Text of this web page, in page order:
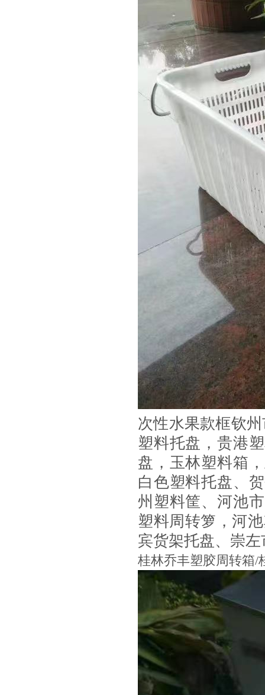
次性水果款框钦
塑料托盘，贵港
盘，玉林塑料箱
白色塑料托盘 、
州塑料筐、河池市
塑料周转箩，河
宾货架托盘、 崇左
桂林乔丰塑胶周转箱/